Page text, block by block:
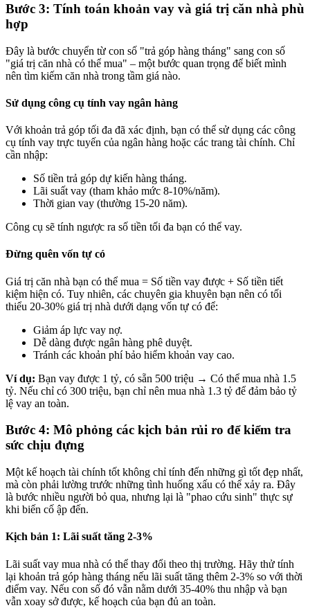
Bước 3: Tính toán khoản vay và giá trị căn nhà phù
hợp
Đây là bước chuyển từ con số "trả góp hàng tháng" sang con số
"giá trị căn nhà có thể mua" – một bước quan trọng để biết mình
nên tìm kiếm căn nhà trong tầm giá nào.
Sử dụng công cụ tính vay ngân hàng
Với khoản trả góp tối đa đã xác định, bạn có thể sử dụng các công
cụ tính vay trực tuyến của ngân hàng hoặc các trang tài chính. Chỉ
cần nhập:
Số tiền trả góp dự kiến hàng tháng.
Lãi suất vay (tham khảo mức 8-10%/năm).
Thời gian vay (thường 15-20 năm).
Công cụ sẽ tính ngược ra số tiền tối đa bạn có thể vay.
Đừng quên vốn tự có
Giá trị căn nhà bạn có thể mua = Số tiền vay được + Số tiền tiết
kiệm hiện có. Tuy nhiên, các chuyên gia khuyên bạn nên có tối
thiểu 20-30% giá trị nhà dưới dạng vốn tự có để:
Giảm áp lực vay nợ.
Dễ dàng được ngân hàng phê duyệt.
Tránh các khoản phí bảo hiểm khoản vay cao.
Ví dụ: Bạn vay được 1 tỷ, có sẵn 500 triệu → Có thể mua nhà 1.5
tỷ. Nếu chỉ có 300 triệu, bạn chỉ nên mua nhà 1.3 tỷ để đảm bảo tỷ
lệ vay an toàn.
Bước 4: Mô phỏng các kịch bản rủi ro để kiểm tra
sức chịu đựng
Một kế hoạch tài chính tốt không chỉ tính đến những gì tốt đẹp nhất,
mà còn phải lường trước những tình huống xấu có thể xảy ra. Đây
là bước nhiều người bỏ qua, nhưng lại là "phao cứu sinh" thực sự
khi biến cố ập đến.
Kịch bản 1: Lãi suất tăng 2-3%
Lãi suất vay mua nhà có thể thay đổi theo thị trường. Hãy thử tính
lại khoản trả góp hàng tháng nếu lãi suất tăng thêm 2-3% so với thời
điểm vay. Nếu con số đó vẫn nằm dưới 35-40% thu nhập và bạn
vẫn xoay sở được, kế hoạch của bạn đủ an toàn.